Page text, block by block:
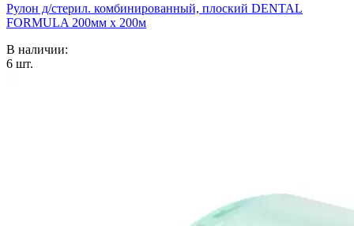
Рулон д/стерил. комбинированный, плоский DENTAL
FORMULA 200мм х 200м
В наличии:
6 шт.